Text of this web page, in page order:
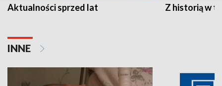
Aktualności sprzed lat Z historią w
INNE